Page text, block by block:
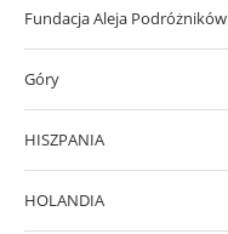
Fundacja Aleja Podróżników
Góry
HISZPANIA
HOLANDIA